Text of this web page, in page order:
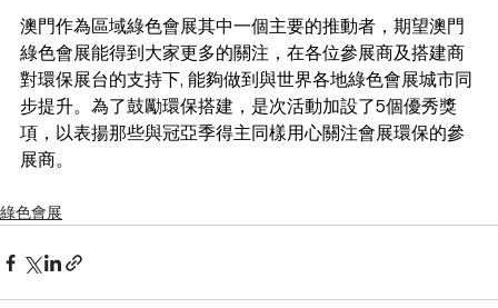
澳門作為區域綠色會展其中一個主要的推動者，期望澳門
綠色會展能得到大家更多的關注，在各位參展商及搭建商
對環保展台的支持下, 能夠做到與世界各地綠色會展城市同
步提升。為了鼓勵環保搭建，是次活動加設了5個優秀獎
項，以表揚那些與冠亞季得主同樣用心關注會展環保的參
展商。
綠色會展